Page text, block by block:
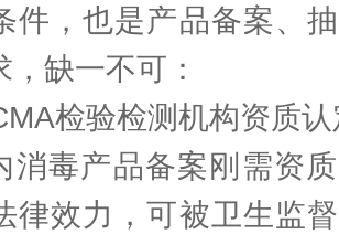
件，也是产品备案、
缺一不可：
检验检测机构资质认
消毒产品备案刚需资
律效力，可被卫生监